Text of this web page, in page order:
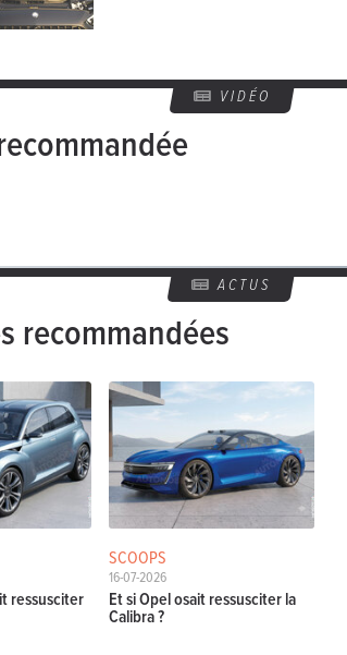
VIDÉO
ACTUS
recommandées
ressusciter
SCOOPS
16-07-2026
Et si Opel osait ressusciter la
Calibra ?